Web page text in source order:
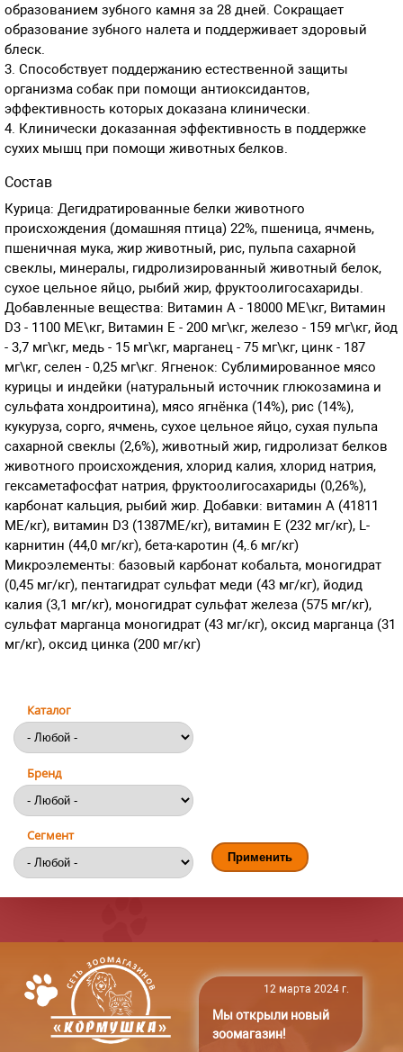
образованием зубного камня за 28 дней. Сокращает
образование зубного налета и поддерживает здоровый
блеск.
3. Способствует поддержанию естественной защиты
организма собак при помощи антиоксидантов,
эффективность которых доказана клинически.
4. Клинически доказанная эффективность в поддержке
сухих мышц при помощи животных белков.
Состав
Курица: Дегидратированные белки животного
происхождения (домашняя птица) 22%, пшеница, ячмень,
пшеничная мука, жир животный, рис, пульпа сахарной
свеклы, минералы, гидролизированный животный белок,
сухое цельное яйцо, рыбий жир, фруктоолигосахариды.
Добавленные вещества: Витамин A - 18000 МЕ\кг, Витамин
D3 - 1100 МЕ\кг, Витамин E - 200 мг\кг, железо - 159 мг\кг, йод
- 3,7 мг\кг, медь - 15 мг\кг, марганец - 75 мг\кг, цинк - 187
мг\кг, селен - 0,25 мг\кг. Ягненок: Сублимированное мясо
курицы и индейки (натуральный источник глюкозамина и
сульфата хондроитина), мясо ягнёнка (14%), рис (14%),
кукуруза, сорго, ячмень, сухое цельное яйцо, сухая пульпа
сахарной свеклы (2,6%), животный жир, гидролизат белков
животного происхождения, хлорид калия, хлорид натрия,
гексаметафосфат натрия, фруктоолигосахариды (0,26%),
карбонат кальция, рыбий жир. Добавки: витамин A (41811
МЕ/кг), витамин D3 (1387МЕ/кг), витамин E (232 мг/кг), L-
карнитин (44,0 мг/кг), бета-каротин (4,.6 мг/кг)
Микроэлементы: базовый карбонат кобальта, моногидрат
(0,45 мг/кг), пентагидрат сульфат меди (43 мг/кг), йодид
калия (3,1 мг/кг), моногидрат сульфат железа (575 мг/кг),
сульфат марганца моногидрат (43 мг/кг), оксид марганца (31
мг/кг), оксид цинка (200 мг/кг)
Каталог
Бренд
Сегмент
12 марта 2024 г.
Мы открыли новый
зоомагазин!